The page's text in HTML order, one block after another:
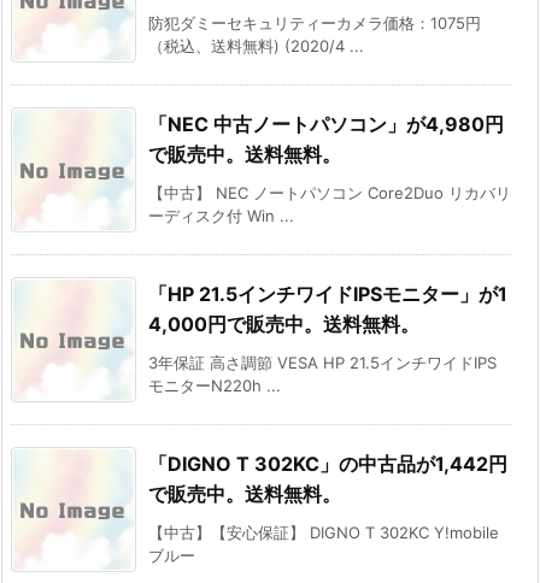
防犯ダミーセキュリティーカメラ価格：1075円
（税込、送料無料) (2020/4 ...
「NEC 中古ノートパソコン」が4,980円
で販売中。送料無料。
【中古】 NEC ノートパソコン Core2Duo リカバリ
ーディスク付 Win ...
「HP 21.5インチワイドIPSモニター」が1
4,000円で販売中。送料無料。
3年保証 高さ調節 VESA HP 21.5インチワイドIPS
モニターN220h ...
「DIGNO T 302KC」の中古品が1,442円
で販売中。送料無料。
【中古】【安心保証】 DIGNO T 302KC Y!mobile
ブルー